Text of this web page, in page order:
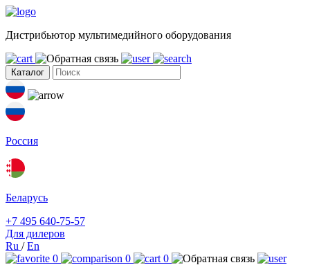
Дистрибьютор мультимедийного оборудования
Каталог
Россия
Беларусь
+7 495 640-75-57
Для дилеров
Ru /En
0
0 0